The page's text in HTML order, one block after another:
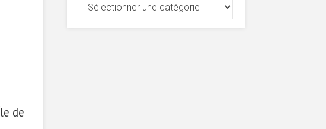
de